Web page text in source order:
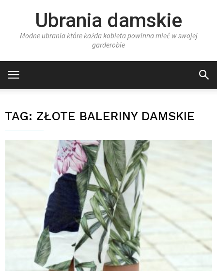
Ubrania damskie
Modne ubrania które każda kobieta powinna mieć w swojej
garderobie
TAG: ZŁOTE BALERINY DAMSKIE